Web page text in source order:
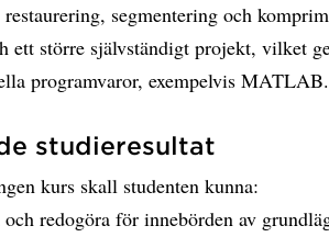
segmentering och
ett större självständigt projekt, vilket
programvaror, exempelvis MATLAB.
studieresultat
kurs skall studenten kunna:
redogöra för innebörden av